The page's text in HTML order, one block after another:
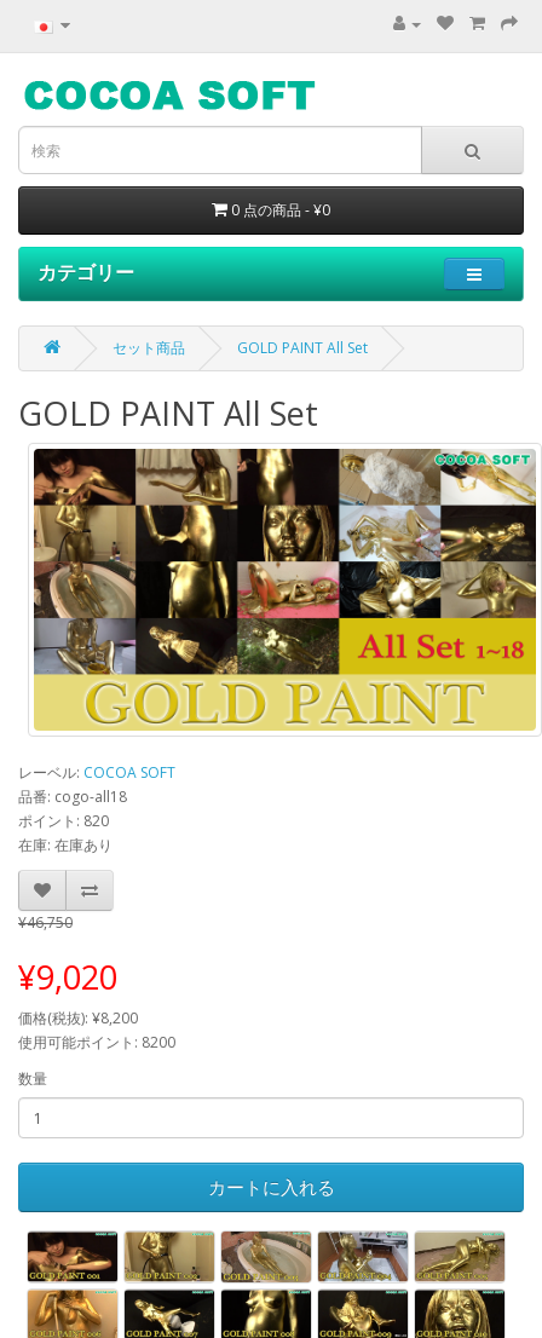
0 点の商品 - ¥0
カテゴリー
セット商品 GOLD PAINT All Set
GOLD PAINT All Set
レーベル: COCOA SOFT
品番: cogo-all18
ポイント: 820
在庫: 在庫あり
¥46,750
¥9,020
価格(税抜): ¥8,200
使用可能ポイント: 8200
数量
カートに入れる